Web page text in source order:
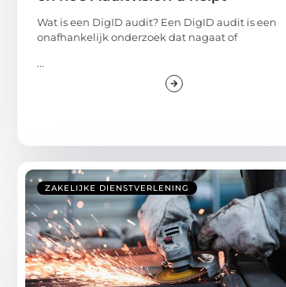
Wat is een DigID audit? Een DigID audit is een
onafhankelijk onderzoek dat nagaat of
...
ZAKELIJKE DIENSTVERLENING